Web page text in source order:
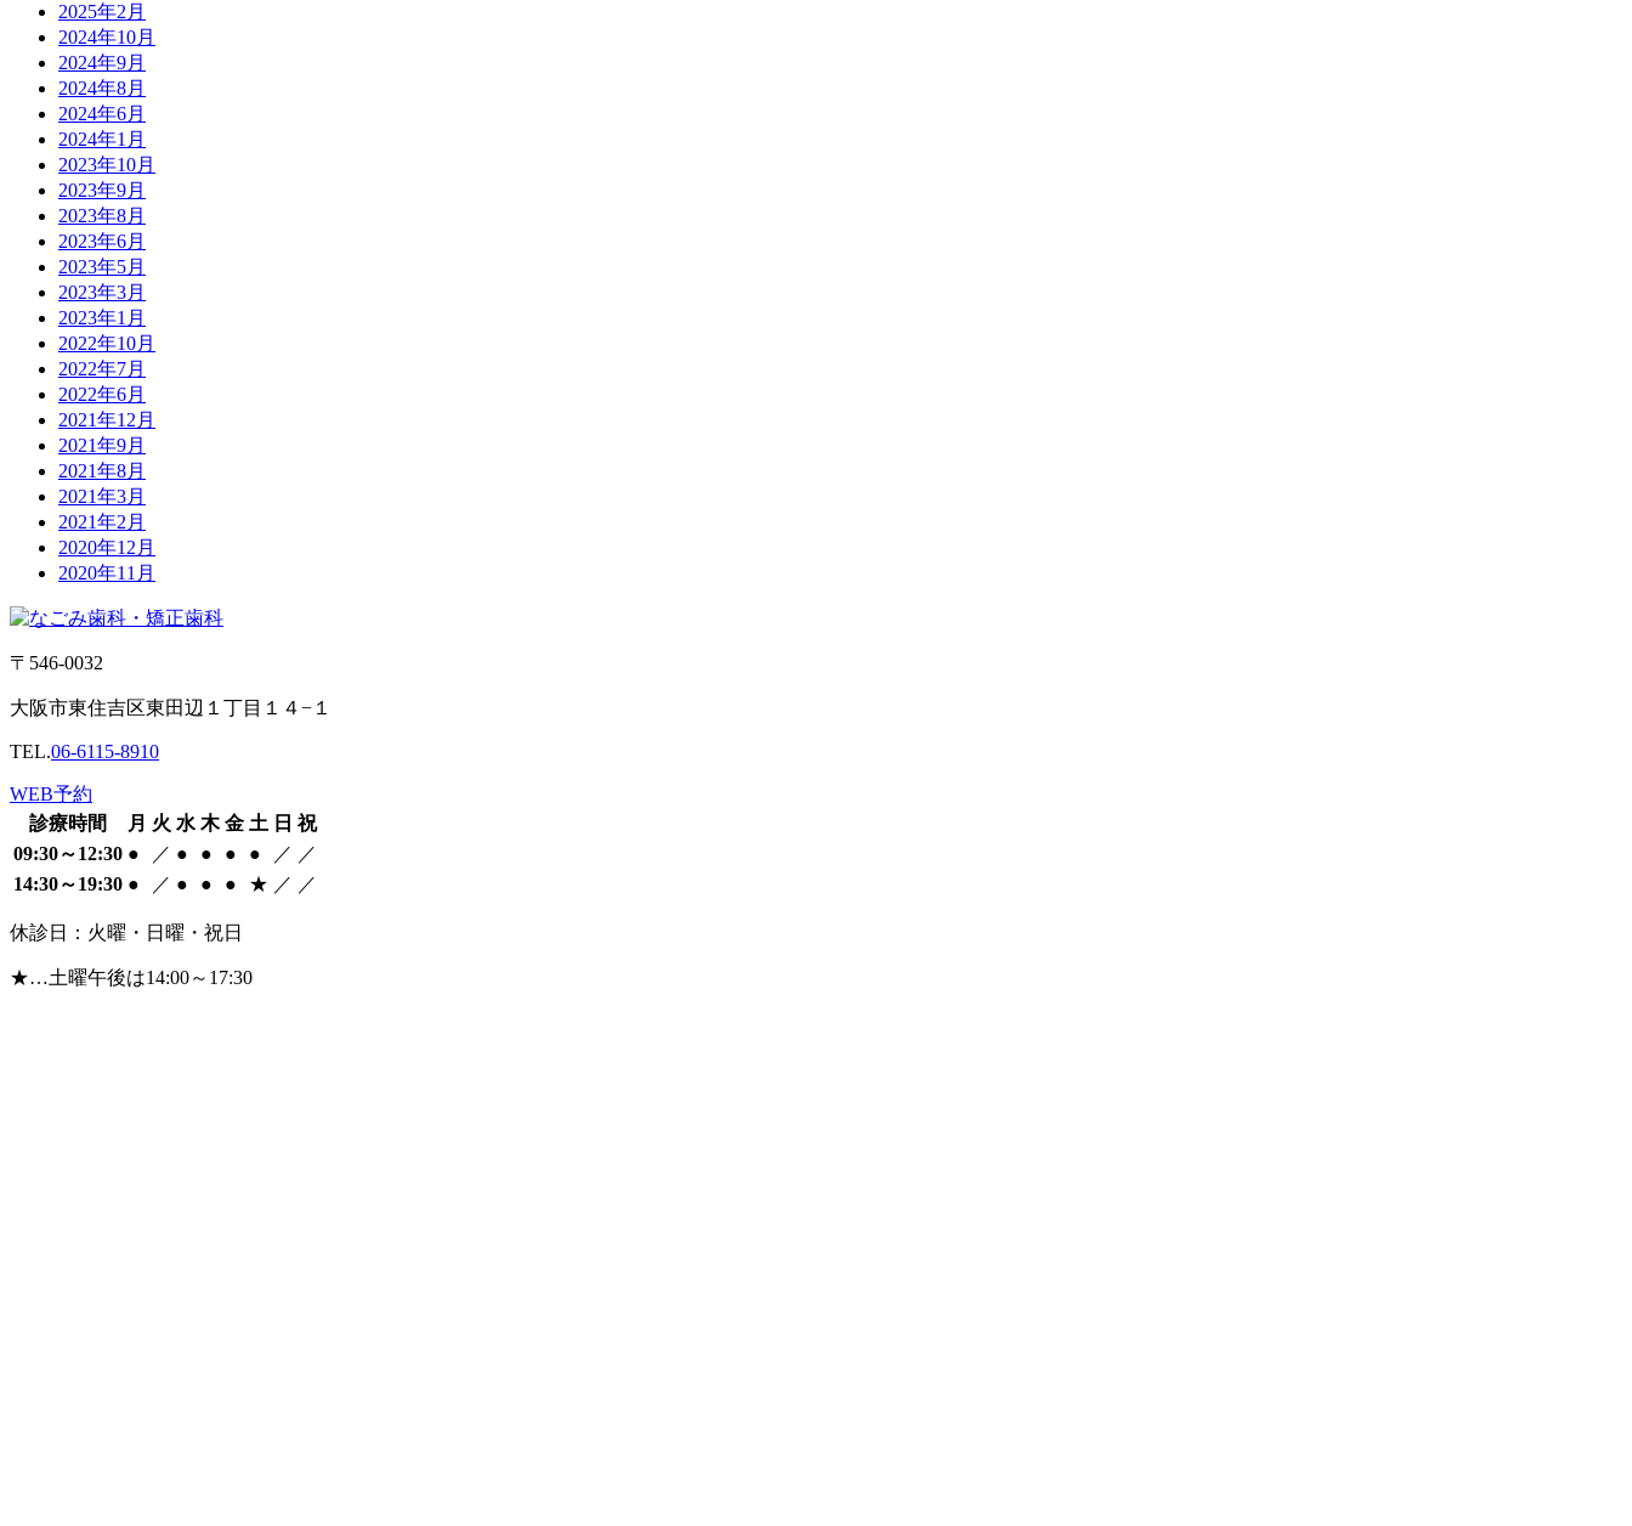
2025年2月
2024年10月
2024年9月
2024年8月
2024年6月
2024年1月
2023年10月
2023年9月
2023年8月
2023年6月
2023年5月
2023年3月
2023年1月
2022年10月
2022年7月
2022年6月
2021年12月
2021年9月
2021年8月
2021年3月
2021年2月
2020年12月
2020年11月
〒546-0032
大阪市東住吉区東田辺１丁目１４−１
TEL.06-6115-8910
WEB予約
診療時間
月 火 水 木 金 土 日 祝
09:30～12:30 ● ／ ● ● ● ● ／ ／
14:30～19:30 ● ／ ● ● ● ★ ／ ／
休診日：火曜・日曜・祝日
★…土曜午後は14:00～17:30